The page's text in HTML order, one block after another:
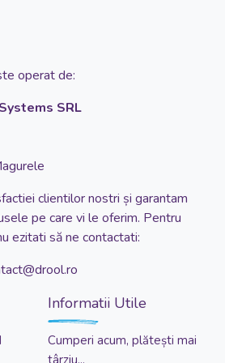
operat de:
SRL
clientilor nostri și garantam
pe care vi le oferim. Pentru
ezitati să ne contactati:
Informatii Utile
Cumperi acum, plătești mai
târziu...